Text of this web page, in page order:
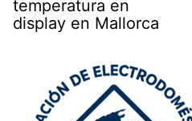
temperatura en
display en Mallorca